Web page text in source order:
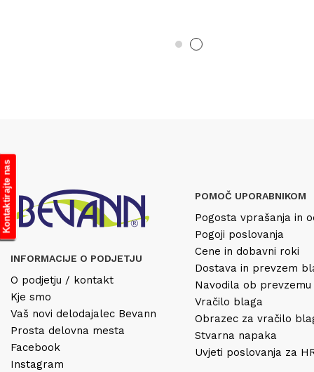
INFORMACIJE O PODJETJU
O podjetju / kontakt
Kje smo
Vaš novi delodajalec Bevann
Prosta delovna mesta
Facebook
Instagram
POMOČ UPORABNIKOM
Pogosta vprašanja in
Pogoji poslovanja
Cene in dobavni roki
Dostava in prevzem
Navodila ob
Vračilo blaga
Obrazec za vračilo
Stvarna napaka
Uvjeti poslovanja za
Kontaktirajte nas